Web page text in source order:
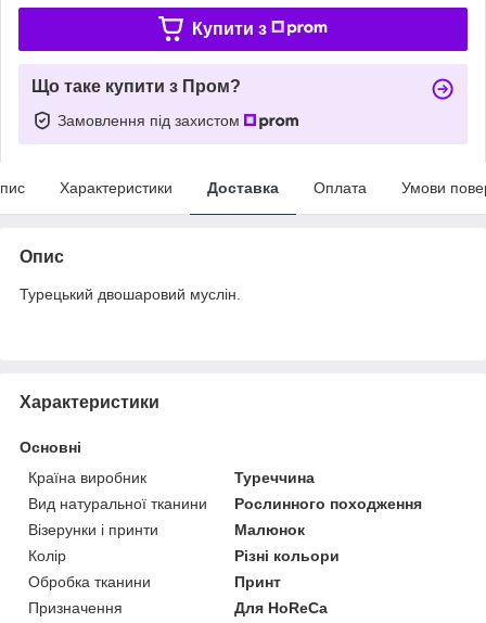
Купити з
Що таке купити з Пром?
Замовлення під захистом
Характеристики Доставка Оплата Умови
Опис
Турецький двошаровий муслін.
Характеристики
Основні
Країна виробник
Туреччина
Вид натуральної тканини
Рослинного походження
Візерунки і принти
Малюнок
Колір
Різні кольори
Обробка тканини
Принт
Призначення
Для HoReCa